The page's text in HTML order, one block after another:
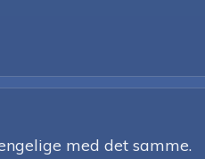
med det samme.